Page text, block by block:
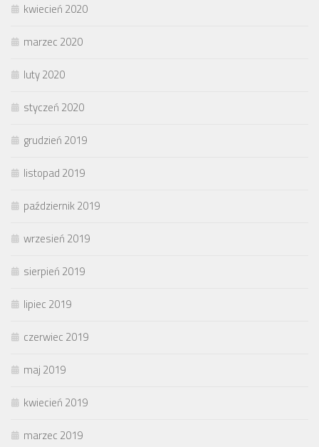
kwiecień 2020
marzec 2020
luty 2020
styczeń 2020
grudzień 2019
listopad 2019
październik 2019
wrzesień 2019
sierpień 2019
lipiec 2019
czerwiec 2019
maj 2019
kwiecień 2019
marzec 2019